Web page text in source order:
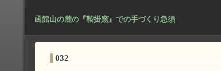
函館山の麓の『鞍掛窯』での手づくり急須
032